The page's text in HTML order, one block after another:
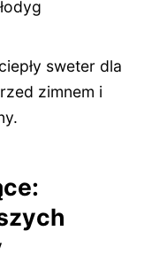
sweter dla
zimnem i